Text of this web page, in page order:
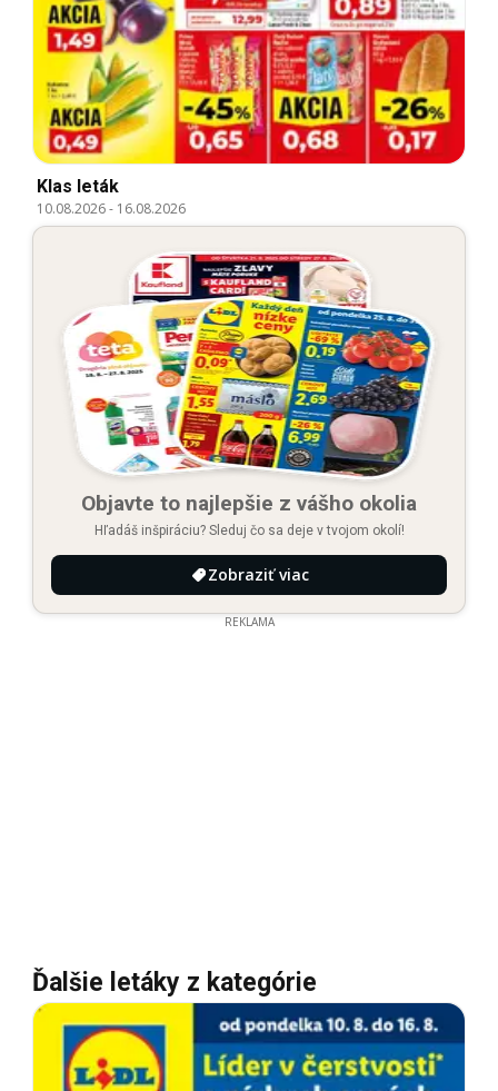
Klas leták
10.08.2026- 16.08.2026
Objavte to najlepšie z vášho okolia
Hľadáš inšpiráciu? Sleduj čo sa deje v tvojom okolí!
Zobraziť viac
REKLAMA
Ďalšie letáky z kategórie